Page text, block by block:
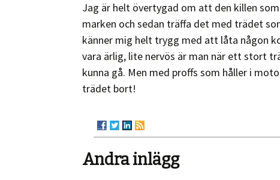
Jag är helt övertygad om att den killen
marken och sedan träffa det med trädet
känner mig helt trygg med att låta någon
vara ärlig, lite nervös är man när ett stort
kunna gå. Men med proffs som håller i
trädet bort!
Andra inlägg